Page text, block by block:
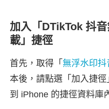
加入「DTikTok 抖
載」捷徑
首先，取得「 無浮水印
本後，請點選「加入捷
到 iPhone 的捷徑資料庫